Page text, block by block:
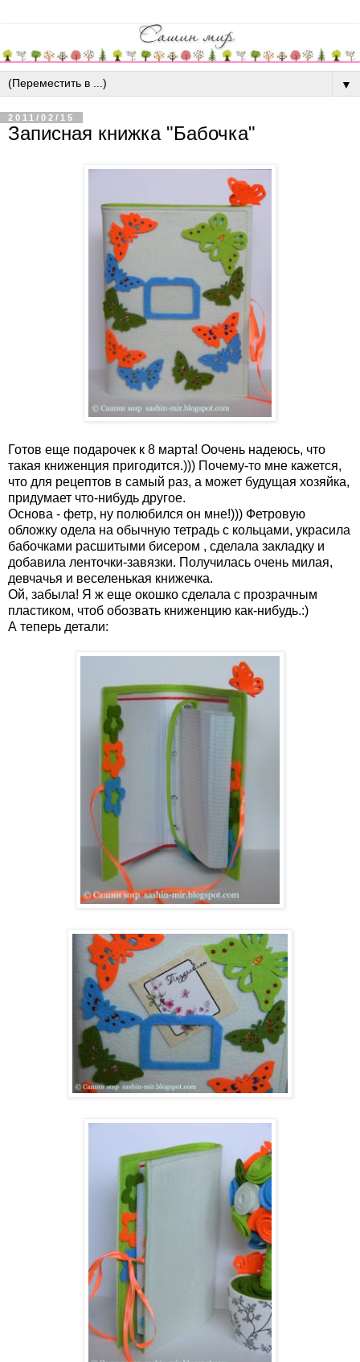
▼
2011/02/15
Записная книжка "Бабочка"
Готов еще подарочек к 8 марта! Оочень надеюсь, что
такая книженция пригодится.))) Почему-то мне кажется,
что для рецептов в самый раз, а может будущая хозяйка,
придумает что-нибудь другое.
Основа - фетр, ну полюбился он мне!))) Фетровую
обложку одела на обычную тетрадь с кольцами, украсила
бабочками расшитыми бисером , сделала закладку и
добавила ленточки-завязки. Получилась очень милая,
девчачья и веселенькая книжечка.
Ой, забыла! Я ж еще окошко сделала с прозрачным
пластиком, чтоб обозвать книженцию как-нибудь.:)
А теперь детали: